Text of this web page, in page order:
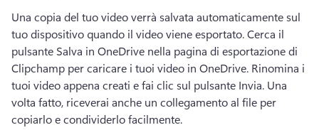
Una copia del tuo video verrà salvata automaticamente sul
tuo dispositivo quando il video viene esportato. Cerca il
pulsante Salva in OneDrive nella pagina di esportazione di
Clipchamp per caricare i tuoi video in OneDrive. Rinomina i
tuoi video appena creati e fai clic sul pulsante Invia. Una
volta fatto, riceverai anche un collegamento al file per
copiarlo e condividerlo facilmente.